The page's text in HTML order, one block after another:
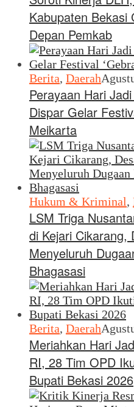
Kabupaten Bekasi
Depan Pemkab
Berita, Daerah
Perayaan Hari
Dispar Gelar
Meikarta
Hukum & Kriminal,
LSM Triga
di Kejari Cikarang,
Menyeluruh
Bhagasasi
Berita, Daerah
Meriahkan Hari
RI, 28 Tim OPD
Bupati Bekasi 2026